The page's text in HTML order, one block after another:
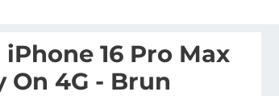
16 Pro Max
On 4G - Brun